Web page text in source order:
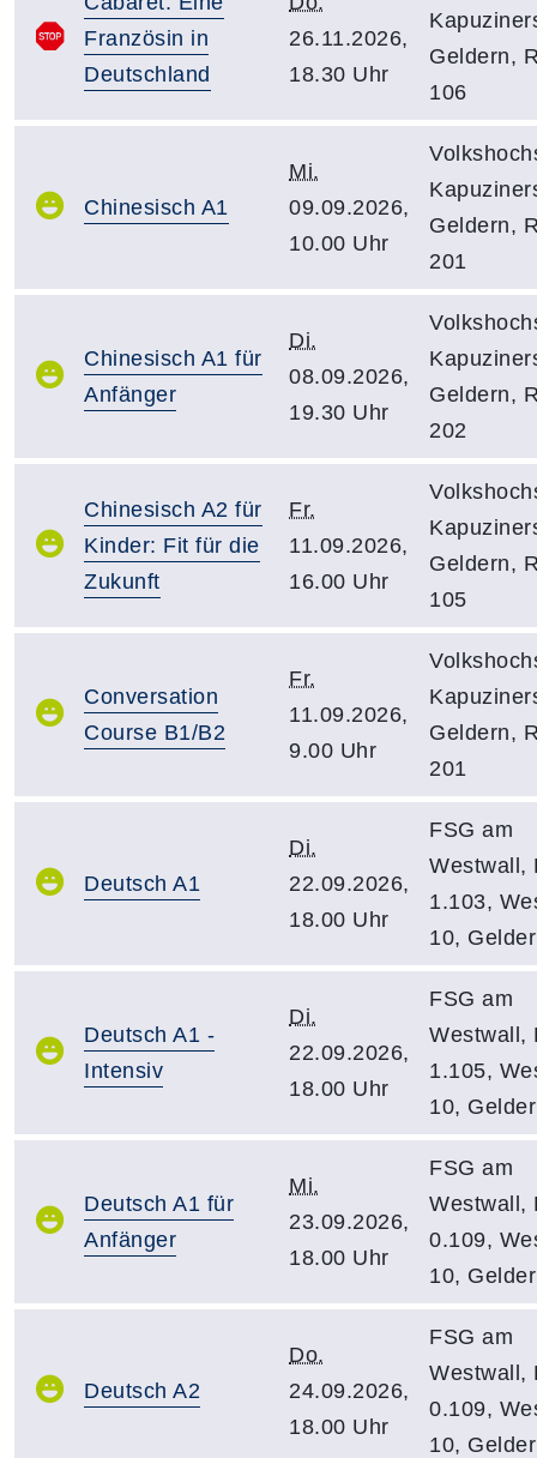
Französin in
Deutschland
26.11.2026,
18.30 Uhr
Geldern,
106
Chinesisch A1
Mi.
09.09.2026,
10.00 Uhr
Geldern,
201
Chinesisch A1 für
Anfänger
Di.
08.09.2026,
19.30 Uhr
Geldern,
202
Chinesisch A2 für
Kinder: Fit für die
Zukunft
Fr.
11.09.2026,
16.00 Uhr
Geldern,
105
Conversation
Course B1/B2
Fr.
11.09.2026,
9.00 Uhr
Geldern,
201
Deutsch A1
Di.
22.09.2026,
18.00 Uhr
FSG am
Westwall,
1.103,
10,
Deutsch A1 -
Intensiv
Di.
22.09.2026,
18.00 Uhr
FSG am
Westwall,
1.105,
10,
Deutsch A1 für
Anfänger
Mi.
23.09.2026,
18.00 Uhr
FSG am
Westwall,
0.109,
10,
Deutsch A2
Do.
24.09.2026,
18.00 Uhr
FSG am
Westwall,
0.109,
10,